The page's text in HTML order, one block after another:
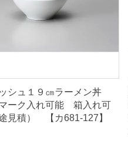
シュ１９㎝ラーメン丼
ーク入れ可能 箱入れ可
見積） 【カ681-127】